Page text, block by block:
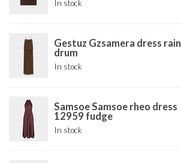
In stock
Gestuz Gzsamera dress rain
drum
In stock
Samsoe Samsoe rheo dress
12959 fudge
In stock